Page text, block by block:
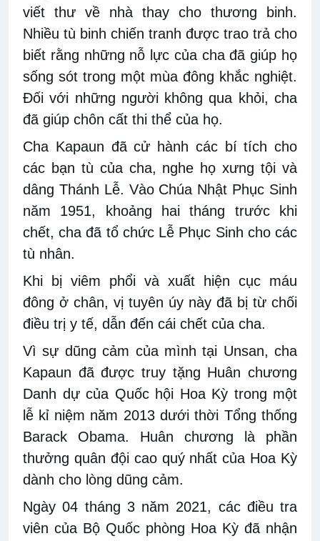
viết thư về nhà thay cho thương binh.
Nhiều tù binh chiến tranh được trao trả cho
biết rằng những nỗ lực của cha đã giúp họ
sống sót trong một mùa đông khắc nghiệt.
Đối với những người không qua khỏi, cha
đã giúp chôn cất thi thể của họ.
Cha Kapaun đã cử hành các bí tích cho
các bạn tù của cha, nghe họ xưng tội và
dâng Thánh Lễ. Vào Chúa Nhật Phục Sinh
năm 1951, khoảng hai tháng trước khi
chết, cha đã tổ chức Lễ Phục Sinh cho các
tù nhân.
Khi bị viêm phổi và xuất hiện cục máu
đông ở chân, vị tuyên úy này đã bị từ chối
điều trị y tế, dẫn đến cái chết của cha.
Vì sự dũng cảm của mình tại Unsan, cha
Kapaun đã được truy tặng Huân chương
Danh dự của Quốc hội Hoa Kỳ trong một
lễ kỉ niệm năm 2013 dưới thời Tổng thống
Barack Obama. Huân chương là phần
thưởng quân đội cao quý nhất của Hoa Kỳ
dành cho lòng dũng cảm.
Ngày 04 tháng 3 năm 2021, các điều tra
viên của Bộ Quốc phòng Hoa Kỳ đã nhận